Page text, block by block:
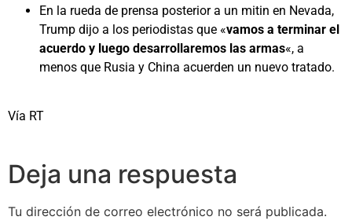
En la rueda de prensa posterior a un mitin en Nevada,
Trump dijo a los periodistas que «vamos a terminar el
acuerdo y luego desarrollaremos las armas«, a
menos que Rusia y China acuerden un nuevo tratado.
Vía RT
Deja una respuesta
Tu dirección de correo electrónico no será publicada.